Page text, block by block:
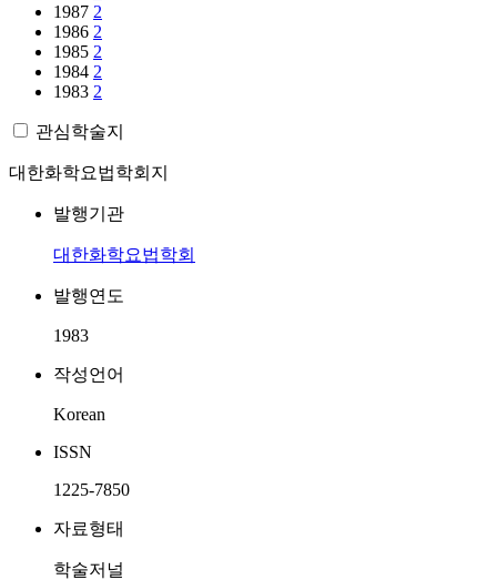
1987 2
1986 2
1985 2
1984 2
1983 2
관심학술지
대한화학요법학회지
발행기관
대한화학요법학회
발행연도
1983
작성언어
Korean
ISSN
1225-7850
자료형태
학술저널